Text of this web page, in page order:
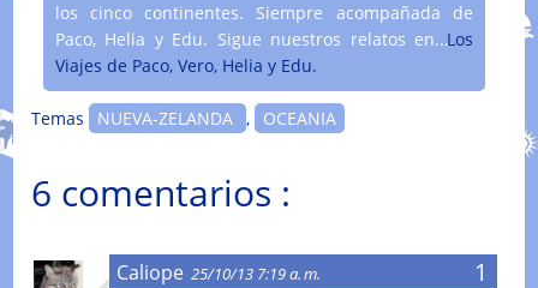
los cinco continentes. Siempre acompañada de
Paco, Helia y Edu. Sigue nuestros relatos en....
Los
Viajes de Paco, Vero, Helia y Edu.
Temas NUEVA-ZELANDA , OCEANIA
6 comentarios :
Caliope 25/10/13 7:19 a. m.